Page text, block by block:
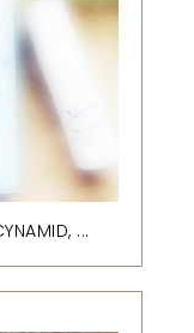
...